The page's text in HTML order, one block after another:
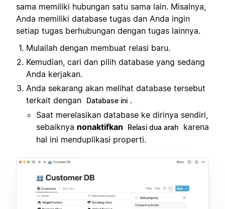
sama memiliki hubungan satu sama lain. Misalnya,
Anda memiliki database tugas dan Anda ingin
setiap tugas berhubungan dengan tugas lainnya.
Mulailah dengan membuat relasi baru.
Kemudian, cari dan pilih database yang sedang
Anda kerjakan.
Anda sekarang akan melihat database tersebut
terkait dengan
Database ini .
Saat merelasikan database ke dirinya sendiri,
sebaiknya nonaktifkan Relasi dua arah
karena
hal ini menduplikasi properti.